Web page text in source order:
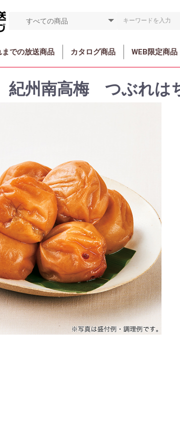
までの放送商品 カタログ商品 WEB限定商品
紀州南高梅 つぶれは